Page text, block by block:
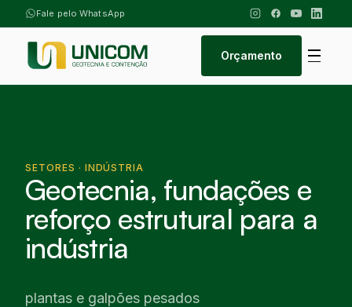
Fale pelo WhatsApp
Orçamento
SETORES · INDÚSTRIA
Geotecnia, fundações e
reforço estrutural para a
indústria
plantas e galpões pesados